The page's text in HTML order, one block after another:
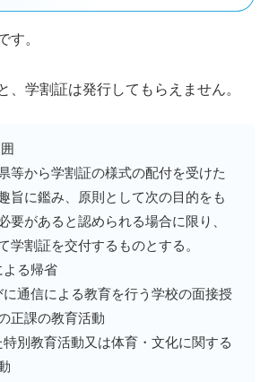
す。
、学割証は発行してもらえません。
等から学割証の様式の配付を受けた
旨に鑑み、原則として次の目的をも
要があると認められる場合に限り、
学割証を交付するものとする。
よる帰省
通信による教育を行う学校の面接授
正課の教育活動
別教育活動又は体育・文化に関する